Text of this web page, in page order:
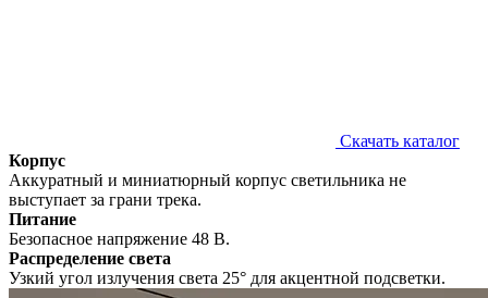
Скачать каталог
Корпус
Аккуратный и миниатюрный корпус светильника не
выступает за грани трека.
Питание
Безопасное напряжение 48 В.
Распределение света
Узкий угол излучения света 25° для акцентной подсветки.